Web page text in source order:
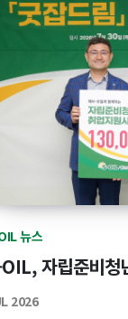
뉴스
자립준비청
2026